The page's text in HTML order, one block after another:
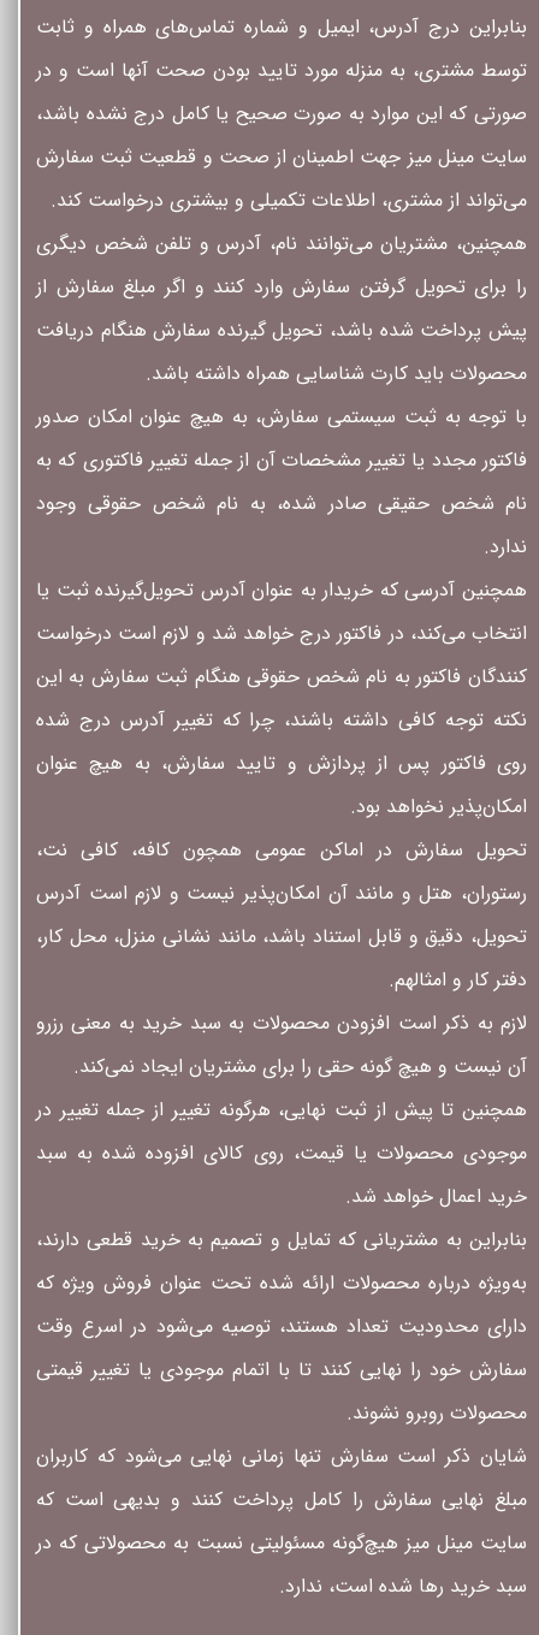
بنابراین درج آدرس، ایمیل و شماره تماس‌های همراه و ثابت
توسط مشتری، به منزله مورد تایید بودن صحت آنها است و در
صورتی که این موارد به صورت صحیح یا کامل درج نشده باشد،
سایت مینل میز جهت اطمینان از صحت و قطعیت ثبت سفارش
می‌تواند از مشتری، اطلاعات تکمیلی و بیشتری درخواست کند.
همچنین، مشتریان می‌توانند نام، آدرس و تلفن شخص دیگری
را برای تحویل گرفتن سفارش وارد کنند و اگر مبلغ سفارش از
پیش پرداخت شده باشد، تحویل گیرنده سفارش هنگام دریافت
محصولات باید کارت شناسایی همراه داشته باشد.
با توجه به ثبت سیستمی سفارش، به هیچ عنوان امکان صدور
فاکتور مجدد یا تغییر مشخصات آن از جمله تغییر فاکتوری که به
نام شخص حقیقی صادر شده، به نام شخص حقوقی وجود
ندارد.
همچنین آدرسی که خریدار به عنوان آدرس تحویل‌گیرنده ثبت یا
انتخاب می‌کند، در فاکتور درج خواهد شد و لازم است درخواست
کنندگان فاکتور به نام شخص حقوقی هنگام ثبت سفارش به این
نکته توجه کافی داشته باشند، چرا که تغییر آدرس درج شده
روی فاکتور پس از پردازش و تایید سفارش، به هیچ عنوان
امکان‌پذیر نخواهد بود.
تحویل سفارش در اماکن عمومی همچون کافه، کافی نت،
رستوران، هتل و مانند آن امکان‌پذیر نیست و لازم است آدرس
تحویل، دقیق و قابل استناد باشد، مانند نشانی منزل، محل کار،
دفتر کار و امثالهم.
لازم به ذکر است افزودن محصولات به سبد خرید به معنی رزرو
آن نیست و هیچ گونه حقی را برای مشتریان ایجاد نمی‌کند.
همچنین تا پیش از ثبت نهایی، هرگونه تغییر از جمله تغییر در
موجودی محصولات یا قیمت، روی کالای افزوده شده به سبد
خرید اعمال خواهد شد.
بنابراین به مشتریانی که تمایل و تصمیم به خرید قطعی دارند،
به‌ویژه درباره محصولات ارائه شده تحت عنوان فروش ویژه که
دارای محدودیت تعداد هستند، توصیه می‌شود در اسرع وقت
سفارش خود را نهایی کنند تا با اتمام موجودی یا تغییر قیمتی
محصولات روبرو نشوند.
شایان ذکر است سفارش تنها زمانی نهایی می‌شود که کاربران
مبلغ نهایی سفارش را کامل پرداخت کنند و بدیهی است که
سایت مینل میز هیچ‌گونه مسئولیتی نسبت به محصولاتی که در
سبد خرید رها شده است، ندارد.